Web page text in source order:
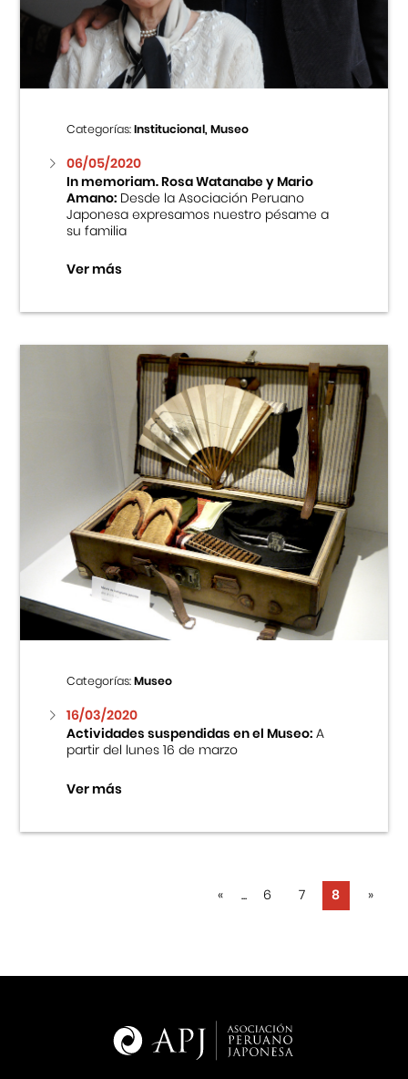
Centro Cultural Peruano Japonés
Cursos
Museo de la Inmigración Japonesa
Fondo Editorial
Teatro Peruano Japonés
Categorías:Institucional, Museo
06/05/2020
In memoriam. Rosa Watanabe y Mario
Amano:Desde la Asociación Peruano
Japonesa expresamos nuestro pésame a
su familia
Ver más
Categorías:Museo
16/03/2020
Actividades suspendidas en el Museo:A
partir del lunes 16 de marzo
Ver más
« ... 6 7 8 »